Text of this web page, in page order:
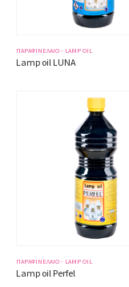
ΠΑΡΑΦΙΝΈΛΑΙΟ - LAMP OIL
Lamp oil LUNA
ΠΑΡΑΦΙΝΈΛΑΙΟ - LAMP OIL
Lamp oil Perfel